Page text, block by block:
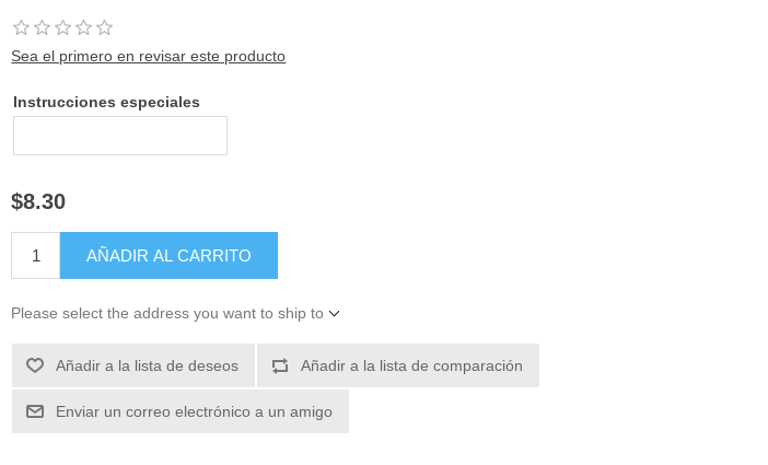
Sea el primero en revisar este producto
Instrucciones especiales
$8.30
Please select the address you want to ship to